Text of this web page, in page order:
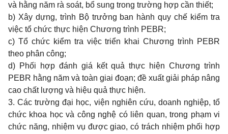
và hằng năm rà soát, bổ sung trong trường hợp cần thiết;
b) Xây dựng, trình Bộ trưởng ban hành quy chế kiểm tra
việc tổ chức thực hiện Chương trình PEBR;
c) Tổ chức kiểm tra việc triển khai Chương trình PEBR
theo phân công;
d) Phối hợp đánh giá kết quả thực hiện Chương trình
PEBR hằng năm và toàn giai đoạn; đề xuất giải pháp nâng
cao chất lượng và hiệu quả thực hiện.
3. Các trường đại học, viện nghiên cứu, doanh nghiệp, tổ
chức khoa học và công nghệ có liên quan, trong phạm vi
chức năng, nhiệm vụ được giao, có trách nhiệm phối hợp